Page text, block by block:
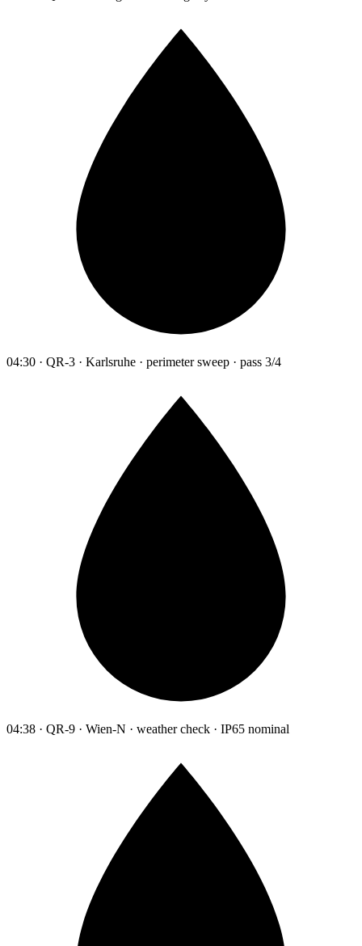
04:30 · QR-3 · Karlsruhe · perimeter sweep · pass 3/4
04:38 · QR-9 · Wien-N · weather check · IP65 nominal